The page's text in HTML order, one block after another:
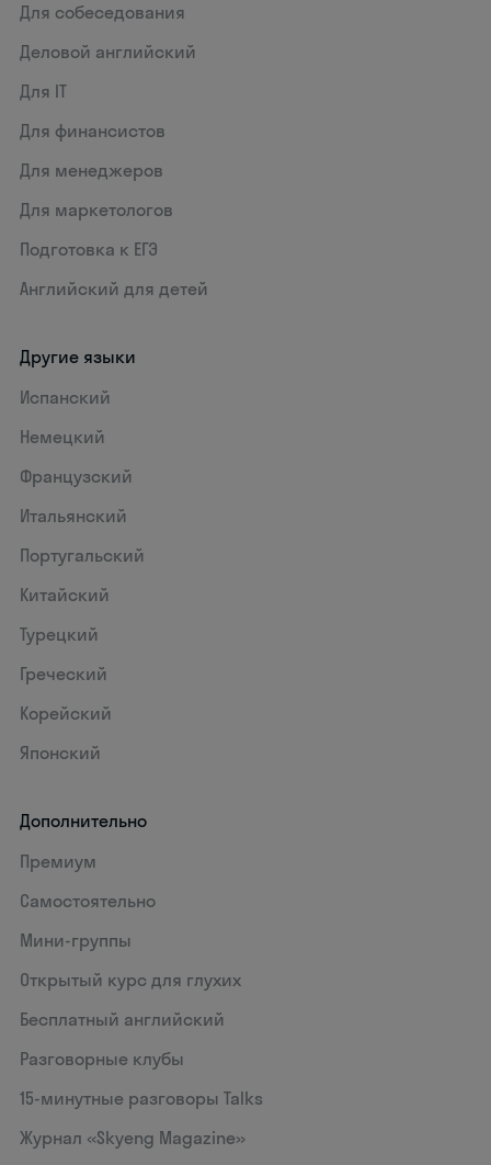
Для собеседования
Деловой английский
Для IT
Для финансистов
Для менеджеров
Для маркетологов
Подготовка к ЕГЭ
Английский для детей
Другие языки
Испанский
Немецкий
Французский
Итальянский
Португальский
Китайский
Турецкий
Греческий
Корейский
Японский
Дополнительно
Премиум
Самостоятельно
Мини-группы
Открытый курс для глухих
Бесплатный английский
Разговорные клубы
15‑минутные разговоры Talks
Журнал «Skyeng Magazine»